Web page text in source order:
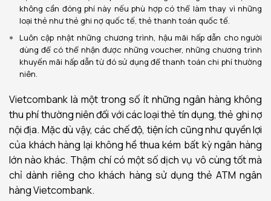
không cần đóng phí này nếu phù hợp có thể làm thay vì những
loại thẻ như thẻ ghi nợ quốc tế, thẻ thanh toán quốc tế.
Luôn cập nhật những chương trình, hậu mãi hấp dẫn cho người
dùng để có thể nhận được những voucher, những chương trình
khuyến mãi hấp dẫn từ đó sử dụng để thanh toán chi phí thường
niên.
Vietcombank là một trong số ít những ngân hàng không
thu phí thường niên đối với các loại thẻ tín dụng, thẻ ghi nợ
nội địa. Mặc dù vậy, các chế độ, tiện ích cũng như quyền lợi
của khách hàng lại không hề thua kém bất kỳ ngân hàng
lớn nào khác. Thậm chí có một số dịch vụ vô cùng tốt mà
chỉ dành riêng cho khách hàng sử dụng thẻ ATM ngân
hàng Vietcombank.